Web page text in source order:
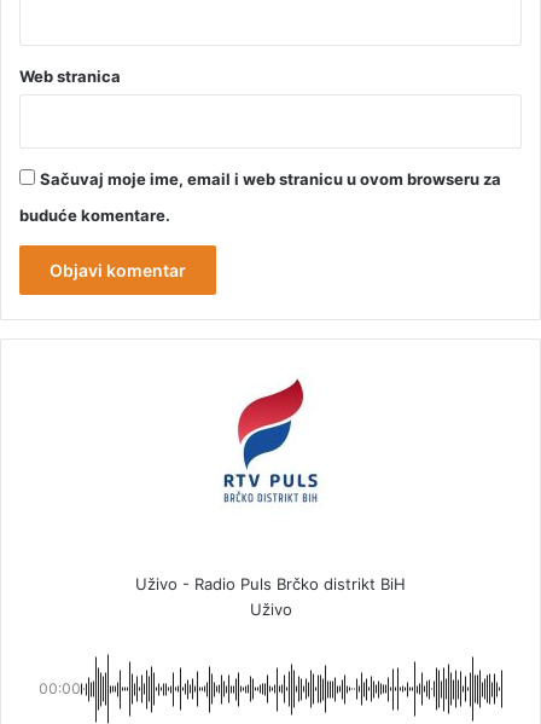
Web stranica
Sačuvaj moje ime, email i web stranicu u ovom browseru za
buduće komentare.
Uživo - Radio Puls Brčko distrikt BiH
Uživo
00:00